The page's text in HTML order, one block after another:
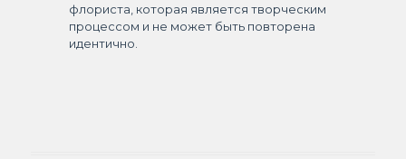
флориста, которая является творческим
процессом и не может быть повторена
идентично.